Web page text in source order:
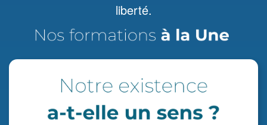
liberté.